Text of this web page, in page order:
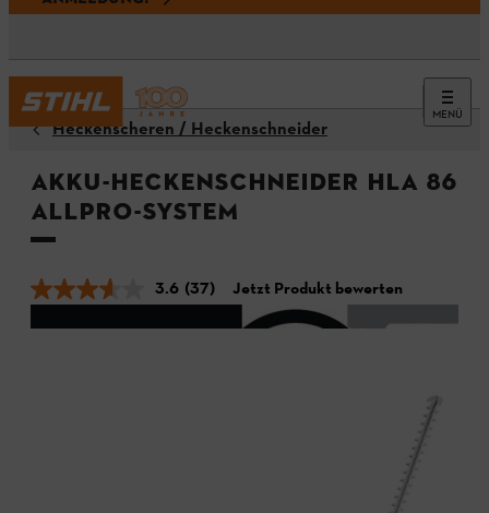
MENÜ
Heckenscheren / Heckenschneider
Akku-Heckenschneider HLA 86 -
ALLPRO-System
3.6 (37) Jetzt Produkt bewerten